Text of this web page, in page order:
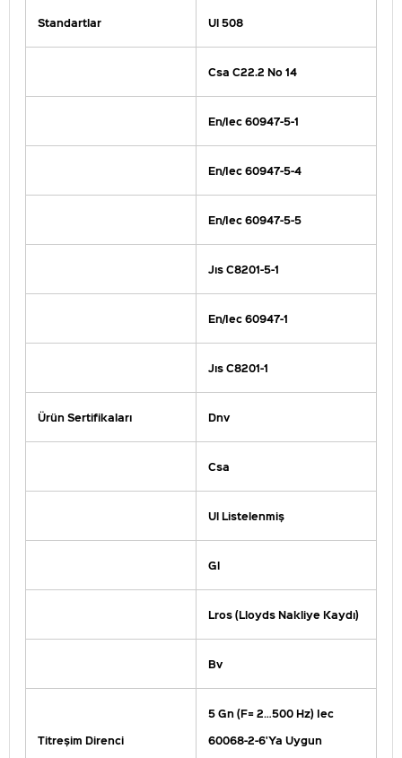
Standartlar Ul 508
Csa C22.2 No 14
En/Iec 60947-5-1
En/Iec 60947-5-4
En/Iec 60947-5-5
Jıs C8201-5-1
En/Iec 60947-1
Jıs C8201-1
Ürün Sertifikaları Dnv
Csa
Ul Listelenmiş
Gl
Lros (Lloyds Nakliye Kaydı)
Bv
Titreşim Direnci
5 Gn (F= 2…500 Hz) Iec
60068-2-6'Ya Uygun